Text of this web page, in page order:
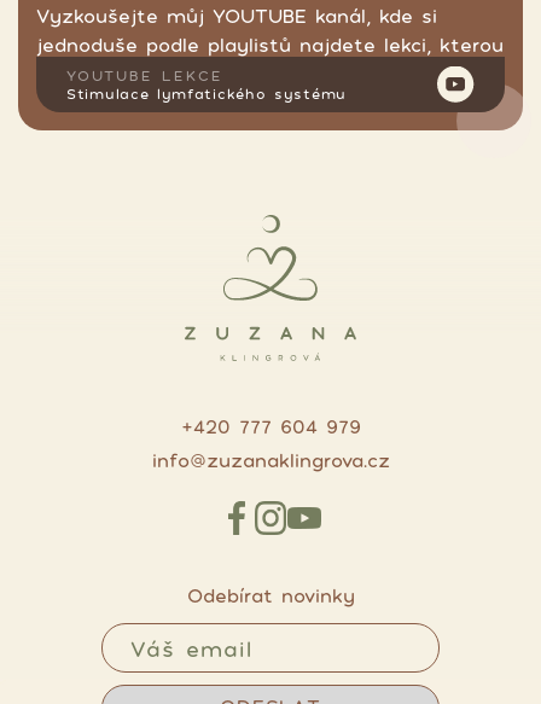
Vyzkoušejte můj YOUTUBE kanál, kde si
jednoduše podle playlistů najdete lekci, kterou
hledáte.
YOUTUBE LEKCE
Stimulace lymfatického systému
+420 777 604 979
info@zuzanaklingrova.cz
Odebírat novinky